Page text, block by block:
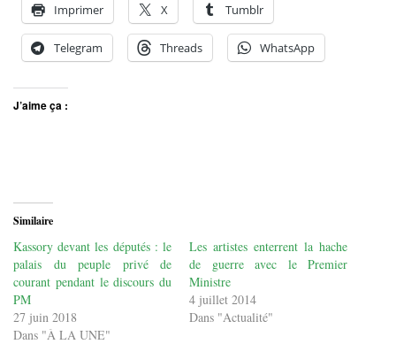
Imprimer X Tumblr
Telegram Threads WhatsApp
J’aime ça :
Similaire
Kassory devant les députés : le
palais du peuple privé de
courant pendant le discours du
PM
27 juin 2018
Dans "À LA UNE"
Les artistes enterrent la hache
de guerre avec le Premier
Ministre
4 juillet 2014
Dans "Actualité"